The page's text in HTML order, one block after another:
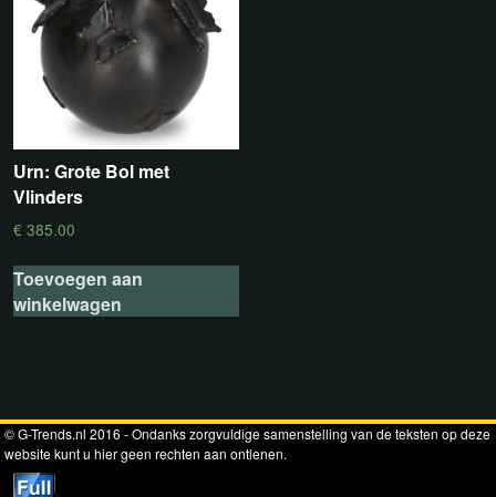
Urn: Grote Bol met
Vlinders
€ 385.00
Toevoegen aan
winkelwagen
© G-Trends.nl 2016 - Ondanks zorgvuldige samenstelling van de teksten op deze
website kunt u hier geen rechten aan ontlenen.